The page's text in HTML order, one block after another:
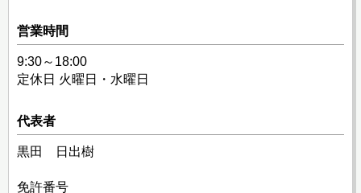
営業時間
9:30～18:00
定休日 火曜日・水曜日
代表者
黒田 日出樹
免許番号